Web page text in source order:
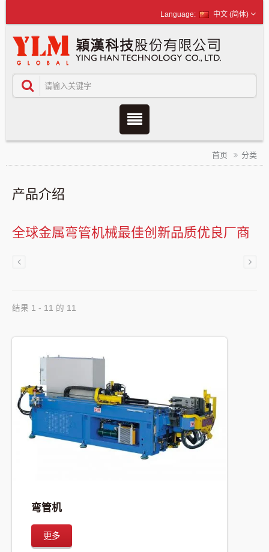
中文 (简体)
首页 分类
产品介绍
全球金属弯管机械最佳创新品质优良厂商
结果 1 - 11 的 11
弯管机
更多